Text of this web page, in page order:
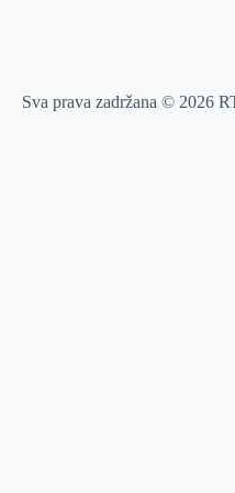
Sva prava zadržana © 2026